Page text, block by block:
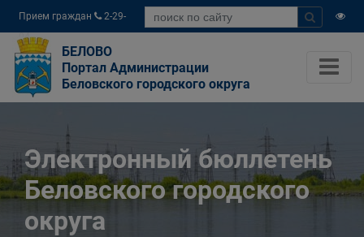
Прием граждан
2-29-
04
БЕЛОВО
Портал Администрации
Беловского городского округа
Электронный бюллетень
Беловского городского
округа